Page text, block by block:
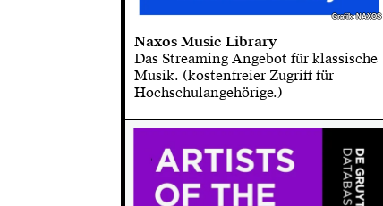
Grafik: NAXOS
Grafik: NAXOS
Naxos Music Library
Das Streaming Angebot für klassische
Musik. (kostenfreier Zugriff für
Hochschulangehörige.)